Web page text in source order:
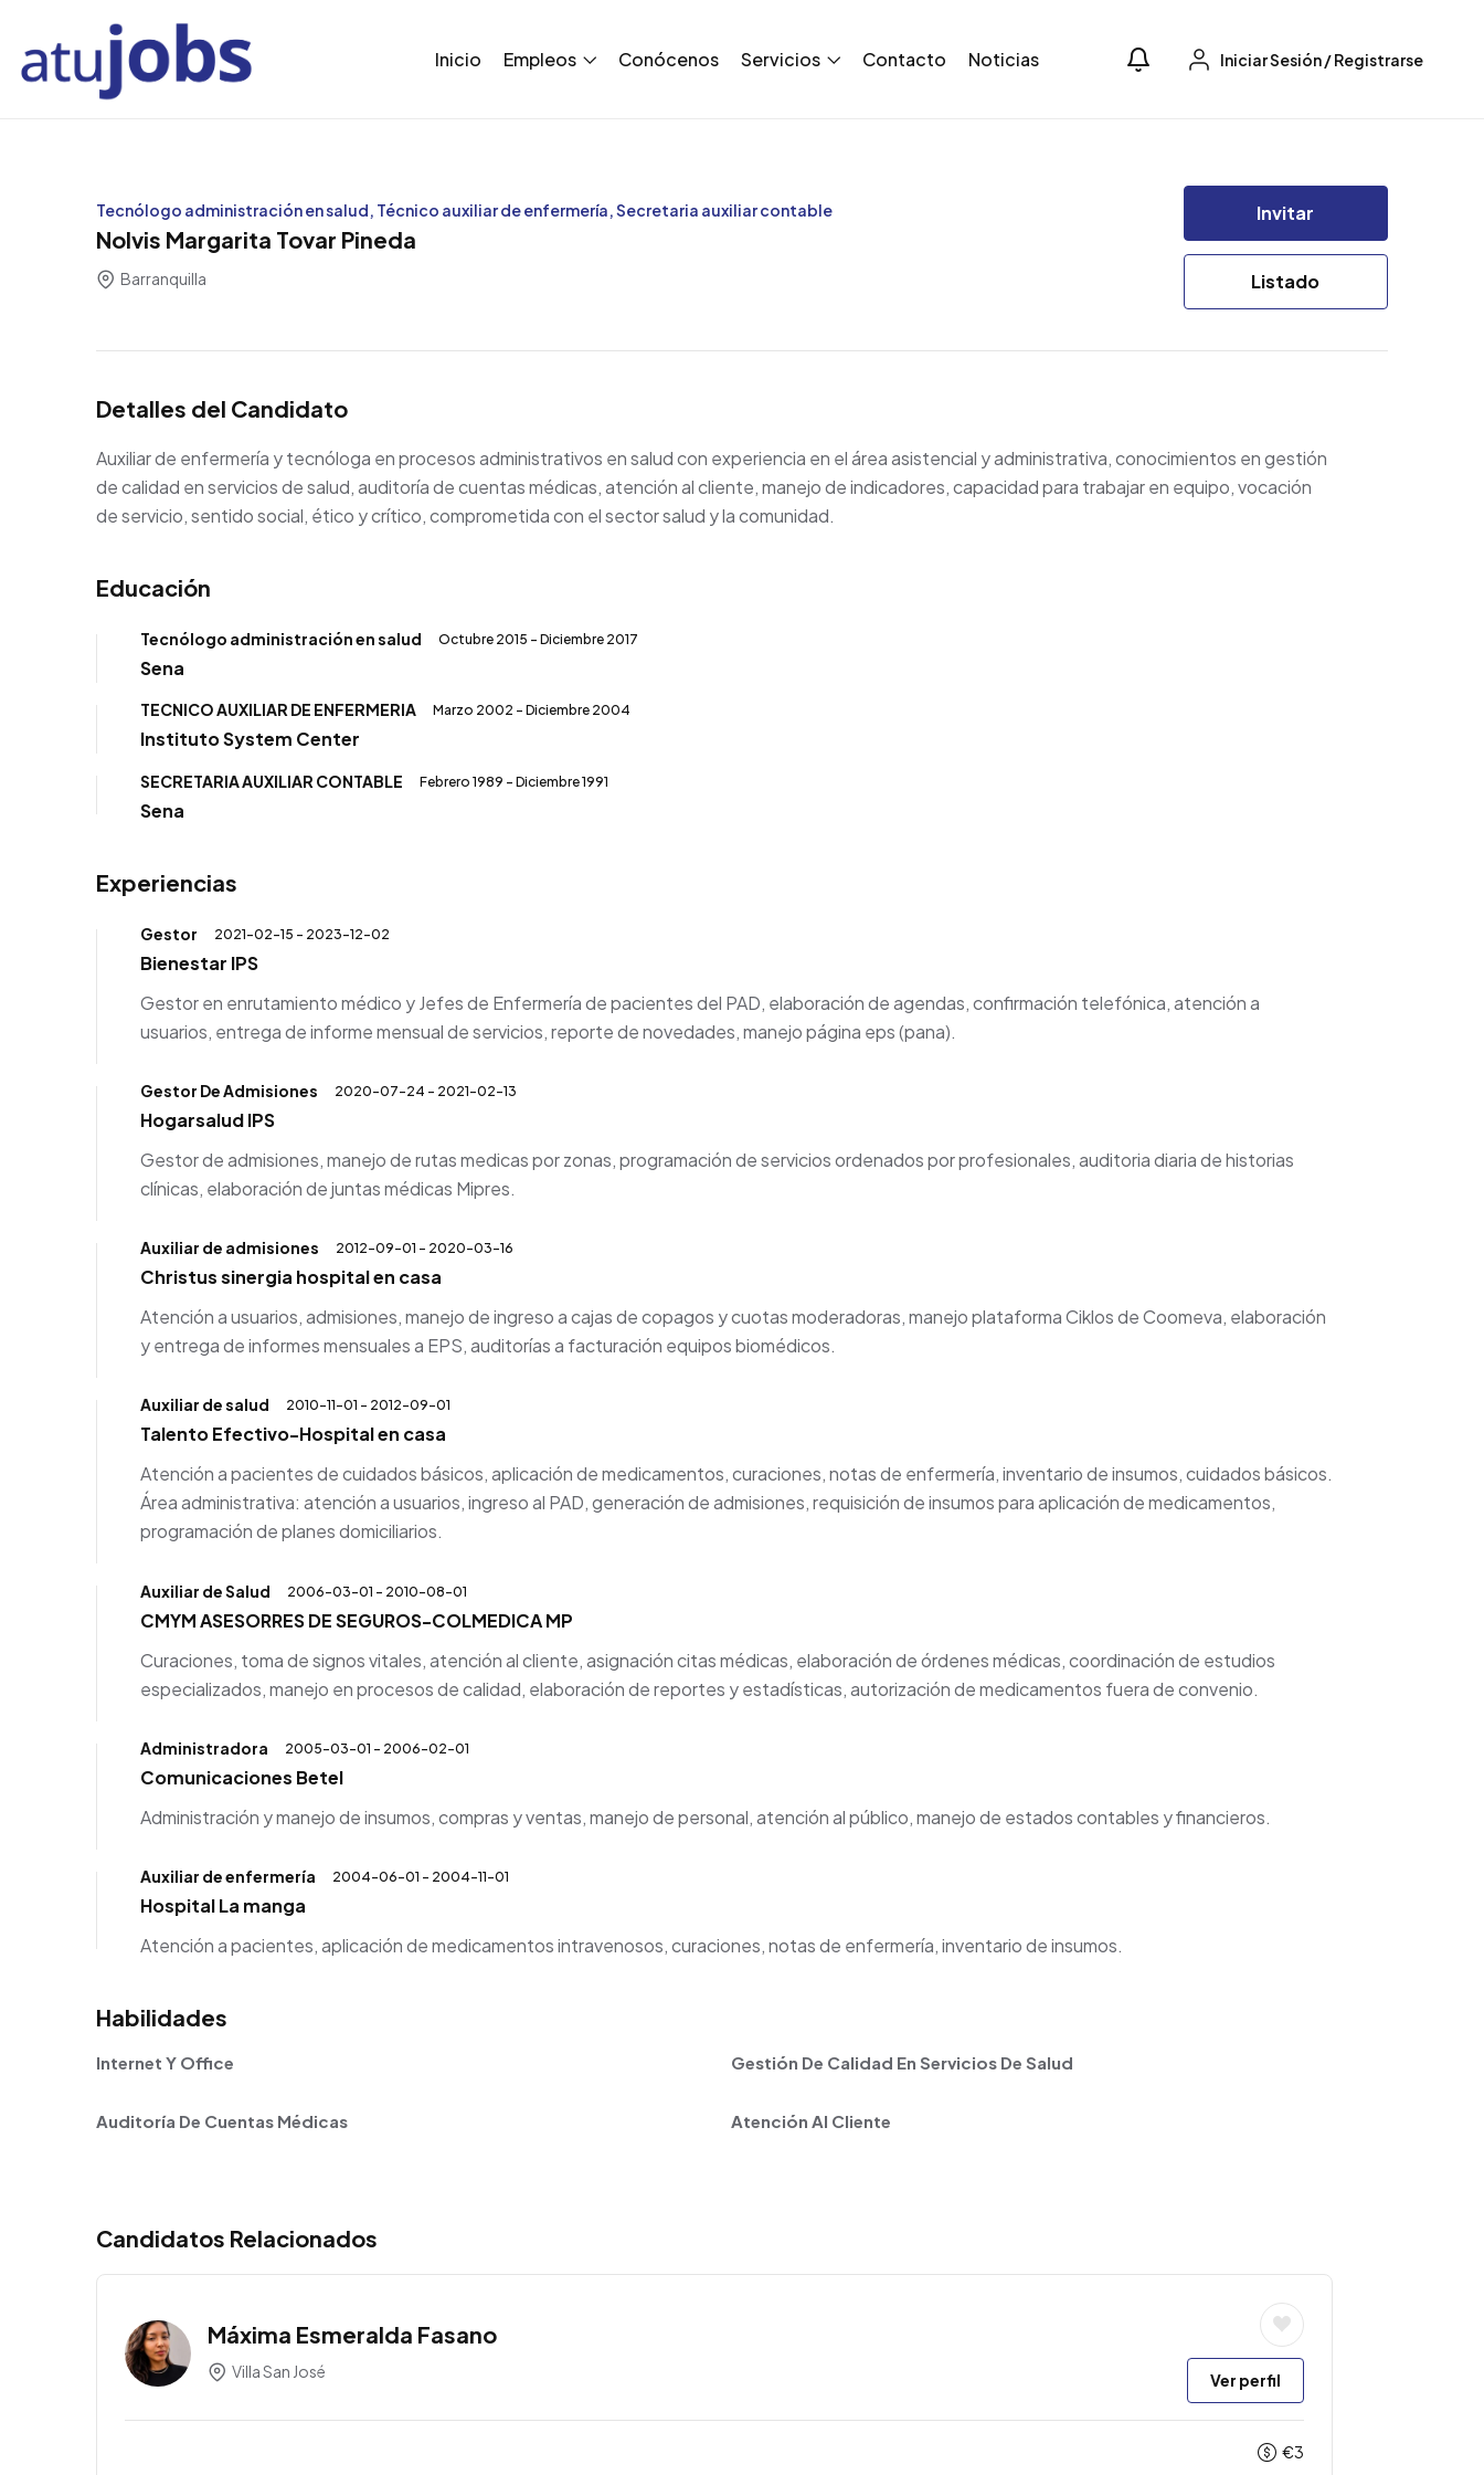
Inicio Empleos Conócenos Servicios Contacto Noticias Iniciar Sesión/Registrarse
Tecnólogo administración en salud, Técnico auxiliar de enfermería, Secretaria auxiliar contable
Nolvis Margarita Tovar Pineda
Barranquilla
Invitar
Listado
Detalles del Candidato
Auxiliar de enfermería y tecnóloga en procesos administrativos en salud con experiencia en el área asistencial y administrativa, conocimientos en gestión
de calidad en servicios de salud, auditoría de cuentas médicas, atención al cliente, manejo de indicadores, capacidad para trabajar en equipo, vocación
de servicio, sentido social, ético y crítico, comprometida con el sector salud y la comunidad.
Educación
Tecnólogo administración en salud Octubre 2015 - Diciembre 2017
Sena
TECNICO AUXILIAR DE ENFERMERIA Marzo 2002 - Diciembre 2004
Instituto System Center
SECRETARIA AUXILIAR CONTABLE Febrero 1989 - Diciembre 1991
Sena
Experiencias
Gestor 2021-02-15 - 2023-12-02
Bienestar IPS
Gestor en enrutamiento médico y Jefes de Enfermería de pacientes del PAD, elaboración de agendas, confirmación telefónica, atención a
usuarios, entrega de informe mensual de servicios, reporte de novedades, manejo página eps (pana).
Gestor De Admisiones 2020-07-24 - 2021-02-13
Hogarsalud IPS
Gestor de admisiones, manejo de rutas medicas por zonas, programación de servicios ordenados por profesionales, auditoria diaria de historias
clínicas, elaboración de juntas médicas Mipres.
Auxiliar de admisiones 2012-09-01 - 2020-03-16
Christus sinergia hospital en casa
Atención a usuarios, admisiones, manejo de ingreso a cajas de copagos y cuotas moderadoras, manejo plataforma Ciklos de Coomeva, elaboración
y entrega de informes mensuales a EPS, auditorías a facturación equipos biomédicos.
Auxiliar de salud 2010-11-01 - 2012-09-01
Talento Efectivo-Hospital en casa
Atención a pacientes de cuidados básicos, aplicación de medicamentos, curaciones, notas de enfermería, inventario de insumos, cuidados básicos.
Área administrativa: atención a usuarios, ingreso al PAD, generación de admisiones, requisición de insumos para aplicación de medicamentos,
programación de planes domiciliarios.
Auxiliar de Salud 2006-03-01 - 2010-08-01
CMYM ASESORRES DE SEGUROS-COLMEDICA MP
Curaciones, toma de signos vitales, atención al cliente, asignación citas médicas, elaboración de órdenes médicas, coordinación de estudios
especializados, manejo en procesos de calidad, elaboración de reportes y estadísticas, autorización de medicamentos fuera de convenio.
Administradora 2005-03-01 - 2006-02-01
Comunicaciones Betel
Administración y manejo de insumos, compras y ventas, manejo de personal, atención al público, manejo de estados contables y financieros.
Auxiliar de enfermería 2004-06-01 - 2004-11-01
Hospital La manga
Atención a pacientes, aplicación de medicamentos intravenosos, curaciones, notas de enfermería, inventario de insumos.
Habilidades
Internet Y Office Gestión De Calidad En Servicios De Salud
Auditoría De Cuentas Médicas Atención Al Cliente
Candidatos Relacionados
Máxima Esmeralda Fasano
Villa San José Ver perfil
€3